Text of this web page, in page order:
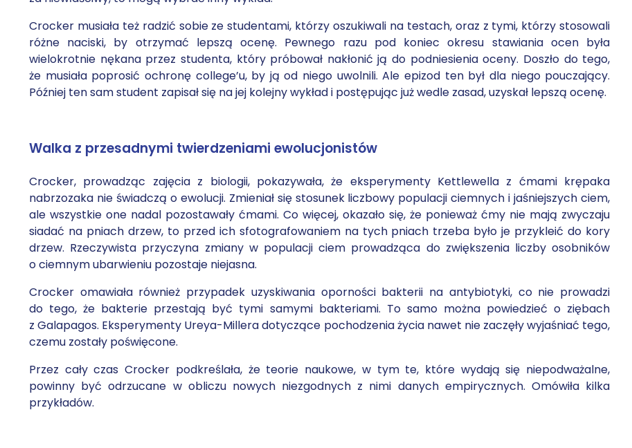
Crocker musiała też radzić sobie ze studentami, którzy oszukiwali na testach, oraz z tymi, którzy stosowali
różne naciski, by otrzymać lepszą ocenę. Pewnego razu pod koniec okresu stawiania ocen była
wielokrotnie nękana przez studenta, który próbował nakłonić ją do podniesienia oceny. Doszło do tego,
że musiała poprosić ochronę college’u, by ją od niego uwolnili. Ale epizod ten był dla niego pouczający.
Później ten sam student zapisał się na jej kolejny wykład i postępując już wedle zasad, uzyskał lepszą ocenę.
Walka z przesadnymi twierdzeniami ewolucjonistów
Crocker, prowadząc zajęcia z biologii, pokazywała, że eksperymenty Kettlewella z ćmami krępaka
nabrzozaka nie świadczą o ewolucji. Zmieniał się stosunek liczbowy populacji ciemnych i jaśniejszych ciem,
ale wszystkie one nadal pozostawały ćmami. Co więcej, okazało się, że ponieważ ćmy nie mają zwyczaju
siadać na pniach drzew, to przed ich sfotografowaniem na tych pniach trzeba było je przykleić do kory
drzew. Rzeczywista przyczyna zmiany w populacji ciem prowadząca do zwiększenia liczby osobników
o ciemnym ubarwieniu pozostaje niejasna.
Crocker omawiała również przypadek uzyskiwania oporności bakterii na antybiotyki, co nie prowadzi
do tego, że bakterie przestają być tymi samymi bakteriami. To samo można powiedzieć o ziębach
z Galapagos. Eksperymenty Ureya-Millera dotyczące pochodzenia życia nawet nie zaczęły wyjaśniać tego,
czemu zostały poświęcone.
Przez cały czas Crocker podkreślała, że teorie naukowe, w tym te, które wydają się niepodważalne,
powinny być odrzucane w obliczu nowych niezgodnych z nimi danych empirycznych. Omówiła kilka
przykładów.